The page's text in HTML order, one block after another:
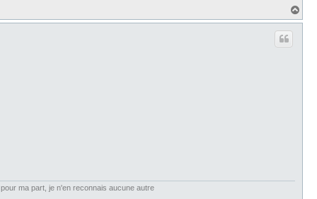
a
ma part, je n'en reconnais aucune autre